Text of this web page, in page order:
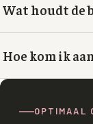
Bekijk alle
XL Hair
Alle
Wat houdt de
Hoe kom ik
OPTIMAAL